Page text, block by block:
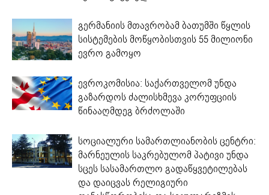
გერმანიის მთავრობამ ბათუმში წყლის
სისტემების მოწყობისთვის 55 მილიონი
ევრო გამოყო
ევროკომისია: საქართველომ უნდა
გაზარდოს ძალისხმევა კორუფციის
წინააღმდეგ ბრძოლაში
სოციალური სამართლიანობის ცენტრი:
მარნეულის საკრებულომ პატივი უნდა
სცეს სასამართლო გადაწყვეტილებას
და დაიცვას რელიგიური